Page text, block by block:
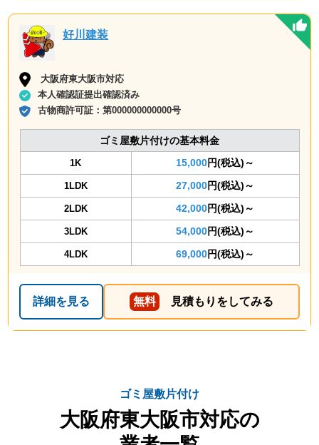
好川建装
大阪府東大阪市対応
本人確認証提出確認済み
古物商許可証：第000000000000号
ゴミ屋敷片付けの基本料金
1K 15,000円(税込)～
1LDK 27,000円(税込)～
2LDK 42,000円(税込)～
3LDK 54,000円(税込)～
4LDK 69,000円(税込)～
詳細を見る 無料 見積もりをしてみる
ゴミ屋敷片付け
大阪府東大阪市対応の